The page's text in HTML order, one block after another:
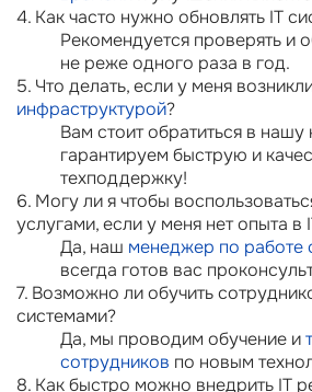
4. Как часто нужно обновлять IT
Рекомендуется проверять и
не реже одного раза в год.
5. Что делать, если у меня
инфраструктурой?
Вам стоит обратиться в
гарантируем быструю и
техподдержку!
6. Могу ли я чтобы
услугами, если у меня нет опыта в
Да, наш менеджер по работе
всегда готов вас
7. Возможно ли обучить
системами?
Да, мы проводим обучение и
сотрудников по новым
8. Как быстро можно внедрить IT